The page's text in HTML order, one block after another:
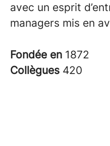
avec un esprit
managers mis en
Fondée en 1872
Collègues 420